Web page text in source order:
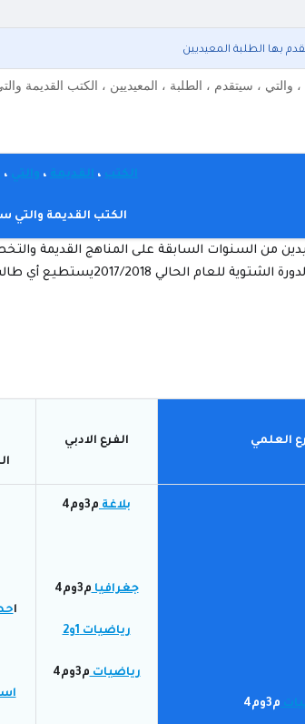
بها الطلبة المعيديين
، والتي ، سيتقدم ، الطلبة ، المعيديين ، الكتب القديمة
الكتب، القديمة، والتي ،
الكتب القديمة والتي
من السنوات السابقة على المناهج القديمة
2017/2018يستطيع أي طالب تحميل أي كتاب يحتاج إليه بصيغة
العلمي الفرع الادبي
م3وم4
بلاغةم3وم4
جغرافيام3وم4
رياضيات 1و2
رياضياتم3وم4
ا